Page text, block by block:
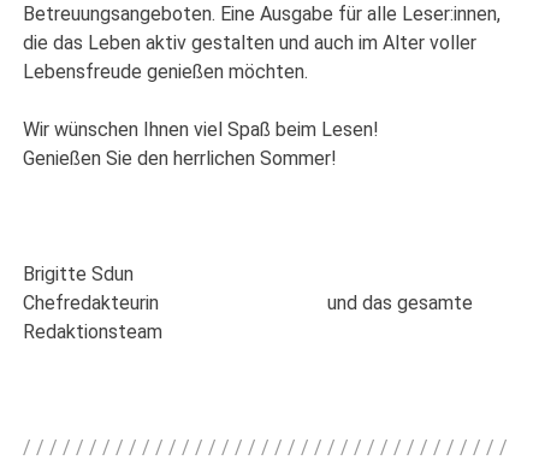
Betreuungsangeboten. Eine Ausgabe für alle Leser:innen,
die das Leben aktiv gestalten und auch im Alter voller
Lebensfreude genießen möchten.
Wir wünschen Ihnen viel Spaß beim Lesen!
Genießen Sie den herrlichen Sommer!
Brigitte Sdun
Chefredakteurin und das gesamte
Redaktionsteam
/ / / / / / / / / / / / / / / / / / / / / / / / / / / / / / / / / / / / /